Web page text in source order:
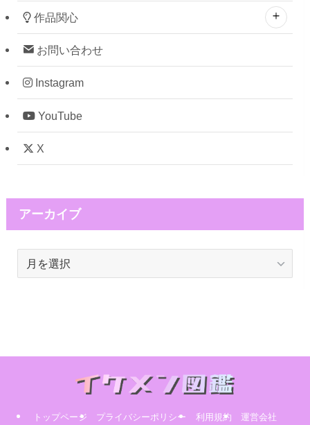
作品関心
お問い合わせ
Instagram
YouTube
X
アーカイブ
トップページ プライバシーポリシー 利用規約 運営会社